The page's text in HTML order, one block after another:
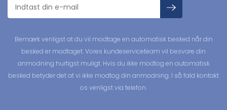
Bemærk venligst at du vil modtage en automatisk besked når din
besked er modtaget. Vores kundeserviceteam vil besvare din
anmodning hurtigst muligt. Hvis du ikke modtog en automatisk
besked betyder det at vi ikke modtog din anmodning. I så fald kontakt
os venligst via telefon.